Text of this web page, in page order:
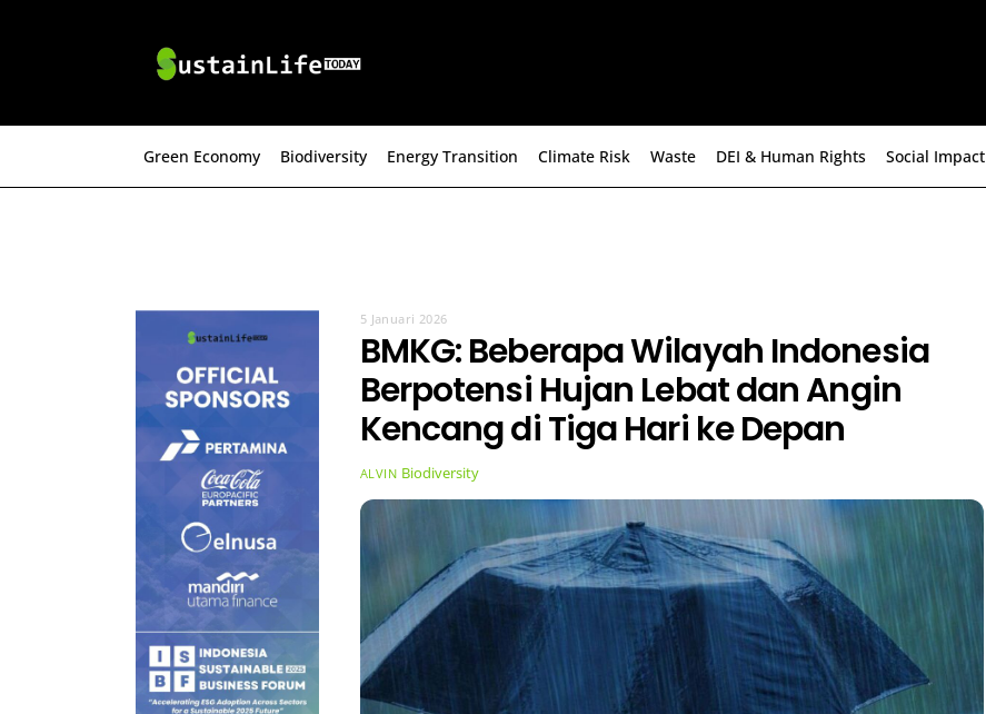
Green Economy Biodiversity Energy Transition Climate Risk Waste DEI & Human Rights Social Impact
5 Januari 2026
BMKG: Beberapa Wilayah Indonesia
Berpotensi Hujan Lebat dan Angin
Kencang di Tiga Hari ke Depan
ALVIN Biodiversity